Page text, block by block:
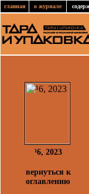
главная о журнале
¹6, 2023
вернуться к
оглавлению